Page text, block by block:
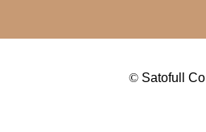
© Satofull